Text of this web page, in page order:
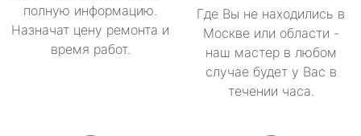
полную информацию.
Назначат цену ремонта и
время работ.
Где Вы не находились в
Москве или области -
наш мастер в любом
случае будет у Вас в
течении часа.